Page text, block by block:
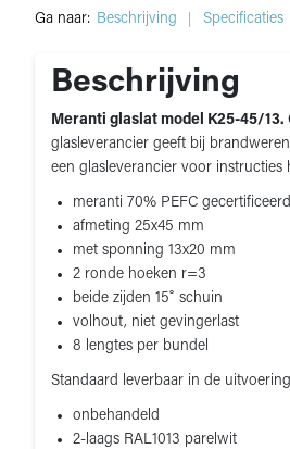
Ga naar: Beschrijving Specificaties
Beschrijving
Meranti glaslat model K25-45/
glasleverancier geeft bij
een glasleverancier voor instructies
meranti 70% PEFC gecertificeerd
afmeting 25x45 mm
met sponning 13x20 mm
2 ronde hoeken r=3
beide zijden 15˚ schuin
volhout, niet gevingerlast
8 lengtes per bundel
Standaard leverbaar in de uitvoering
onbehandeld
2-laags RAL1013 parelwit